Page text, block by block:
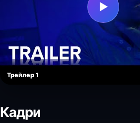
▶
Трейлер 1
Кадри